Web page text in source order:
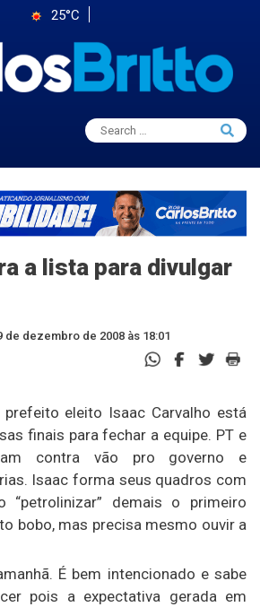
25°C
Search
for:
Search
a lista para divulgar
de dezembro de 2008 às 18:01
eleito Isaac Carvalho está
finais para fechar a equipe. PT e
contra vão pro governo e
Isaac forma seus quadros com
“petrolinizar” demais o primeiro
bobo, mas precisa mesmo ouvir a
É bem intencionado e sabe
pois a expectativa gerada em